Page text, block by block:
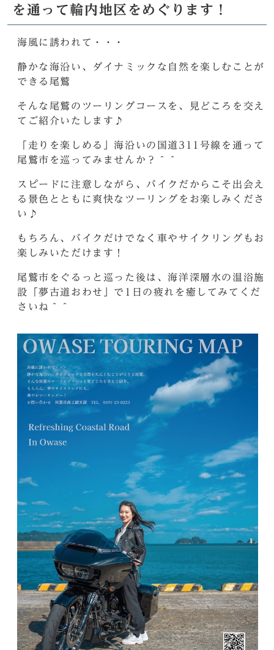
を通って輪内地区をめぐります！
海風に誘われて・・・
静かな海沿い、ダイナミックな自然を楽しむことが
できる尾鷲
そんな尾鷲のツーリングコースを、見どころを交え
てご紹介いたします♪
「走りを楽しめる」海沿いの国道311号線を通って
尾鷲市を巡ってみませんか？＾＾
スピードに注意しながら、バイクだからこそ出会え
る景色とともに爽快なツーリングをお楽しみくださ
い♪
もちろん、バイクだけでなく車やサイクリングもお
楽しみいただけます！
尾鷲市をぐるっと巡った後は、海洋深層水の温浴施
設「夢古道おわせ」で1日の疲れを癒してみてくだ
さいね＾＾